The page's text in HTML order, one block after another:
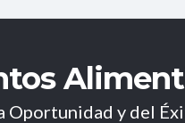
Oportunidad y del